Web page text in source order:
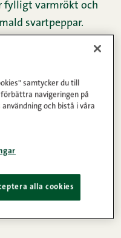
fylligt varmrökt och
svartpeppar.
150g
samtycker du till
navigeringen på
och bistå i våra
alla cookies